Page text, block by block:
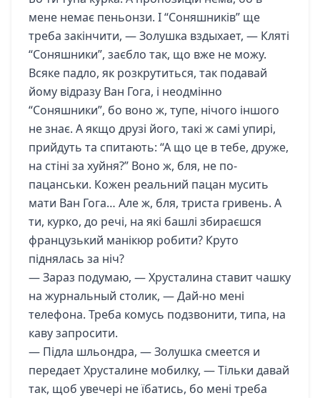
мене немає пеньонзи. І “Соняшників” ще
треба закінчити, — Золушка вздыхает, — Кляті
“Соняшники”, заєбло так, що вже не можу.
Всяке падло, як розкрутиться, так подавай
йому відразу Ван Гога, і неодмінно
“Соняшники”, бо воно ж, тупе, нічого іншого
не знає. А якщо друзі його, такі ж самі упирі,
прийдуть та спитають: “А що це в тебе, друже,
на стіні за хуйня?” Воно ж, бля, не по-
пацанськи. Кожен реальний пацан мусить
мати Ван Гога… Але ж, бля, триста гривень. А
ти, курко, до речі, на які башлі збираєшся
французький манікюр робити? Круто
піднялась за ніч?
— Зараз подумаю, — Хрусталина ставит чашку
на журнальный столик, — Дай-но мені
телефона. Треба комусь подзвонити, типа, на
каву запросити.
— Підла шльондра, — Золушка смеется и
передает Хрусталине мобилку, — Тільки давай
так, щоб увечері не їбатись, бо мені треба